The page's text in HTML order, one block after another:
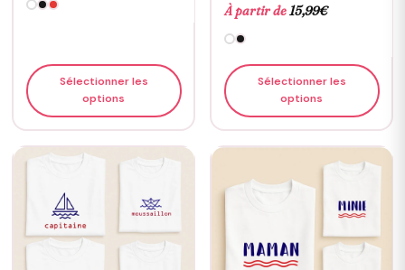
Sélectionner les
options
À partir de15,99€
Sélectionner les
options